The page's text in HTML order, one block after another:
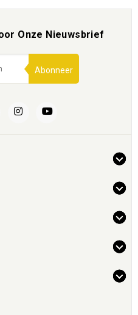
Onze Nieuwsbrief
Abonneer